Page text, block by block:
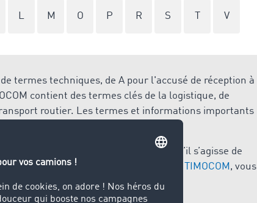
L M O P R S V
termes techniques, de A pour l'accusé de réception à
contient des termes clés de la logistique, de
routier. Les termes et informations importants
de transport et de logistique. Qu’il s’agisse de
ordres, dans la
Place de Marché de TIMOCOM , vous
et à votre degré de numérisation.